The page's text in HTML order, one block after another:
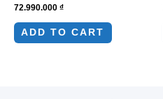
Rated
0
out
of
72.990.000 ₫
ADD TO CART